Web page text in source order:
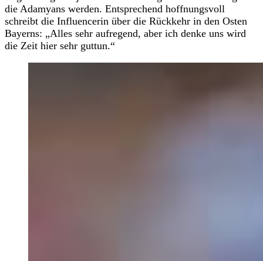
die Adamyans werden. Entsprechend hoffnungsvoll
schreibt die Influencerin über die Rückkehr in den Osten
Bayerns: „Alles sehr aufregend, aber ich denke uns wird
die Zeit hier sehr guttun.“